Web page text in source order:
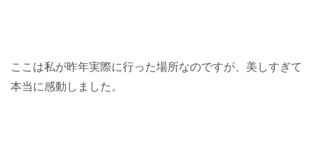
ここは私が昨年実際に行った場所なのですが、美しすぎて
本当に感動しました。